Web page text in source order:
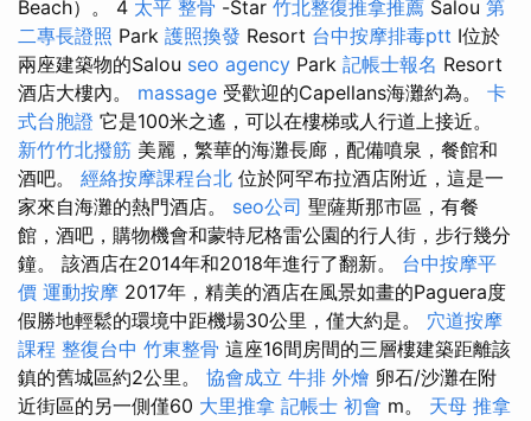
Beach）。 4 太平 整骨 -Star 竹北整復推拿推薦 Salou 第
二專長證照 Park 護照換發 Resort 台中按摩排毒ptt I位於
兩座建築物的Salou seo agency Park 記帳士報名 Resort
酒店大樓內。 massage 受歡迎的Capellans海灘約為。 卡
式台胞證 它是100米之遙，可以在樓梯或人行道上接近。
新竹竹北撥筋 美麗，繁華的海灘長廊，配備噴泉，餐館和
酒吧。 經絡按摩課程台北 位於阿罕布拉酒店附近，這是一
家來自海灘的熱門酒店。 seo公司 聖薩斯那市區，有餐
館，酒吧，購物機會和蒙特尼格雷公園的行人街，步行幾分
鐘。 該酒店在2014年和2018年進行了翻新。 台中按摩平
價 運動按摩 2017年，精美的酒店在風景如畫的Paguera度
假勝地輕鬆的環境中距機場30公里，僅大約是。 穴道按摩
課程 整復台中 竹東整骨 這座16間房間的三層樓建築距離該
鎮的舊城區約2公里。 協會成立 牛排 外燴 卵石/沙灘在附
近街區的另一側僅60 大里推拿 記帳士 初會 m。 天母 推拿